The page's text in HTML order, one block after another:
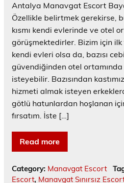
Antalya Manavgat Escort
Özellikle belirtmek gerekirse,
kısmı kendi evlerinde ve otel
görüşmektedirler. Bizim için
kendi evleri olsa da, bazısı
güvendiğinden otel
isteyebilir. Bazısından
hizmeti almak isteyen
götlü hatunlardan hoşlanan
fırsatım. İste […]
Read more
Category: Manavgat Escort
Escort, Manavgat Sınırsız